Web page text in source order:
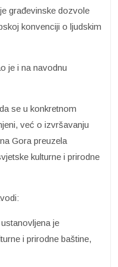
građevinske dozvole
konvenciji o ljudskim
je i na navodnu
se u konkretnom
već o izvršavanju
Gora preuzela
kulturne i prirodne
je
i prirodne baštine,